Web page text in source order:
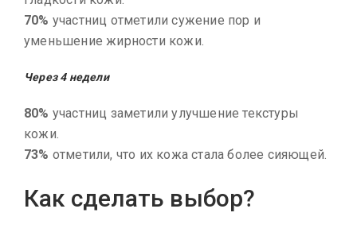
70% участниц отметили сужение пор и
уменьшение жирности кожи.
Через 4 недели
80% участниц заметили улучшение текстуры
кожи.
73% отметили, что их кожа стала более сияющей.
Как сделать выбор?